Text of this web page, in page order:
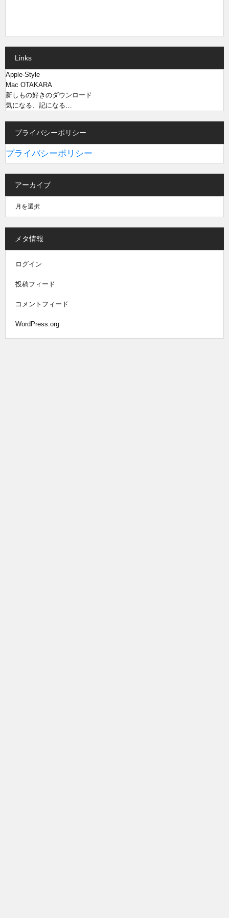
Links
Apple-Style
Mac OTAKARA
新しもの好きのダウンロード
気になる、記になる…
プライバシーポリシー
プライバシーポリシー
アーカイブ
メタ情報
ログイン
投稿フィード
コメントフィード
WordPress.org